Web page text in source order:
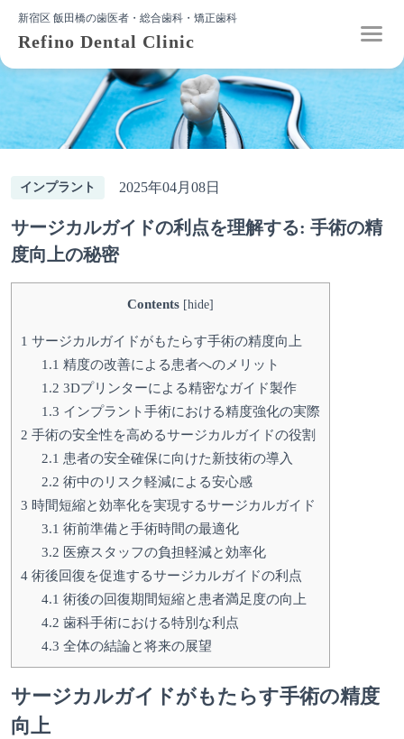
新宿区 飯田橋の歯医者・総合歯科・矯正歯科
Refino Dental Clinic
インプラント 2025年04月08日
サージカルガイドの利点を理解する: 手術の精
度向上の秘密
Contents [hide]
1 サージカルガイドがもたらす手術の精度向上
1.1 精度の改善による患者へのメリット
1.2 3Dプリンターによる精密なガイド製作
1.3 インプラント手術における精度強化の実際
2 手術の安全性を高めるサージカルガイドの役割
2.1 患者の安全確保に向けた新技術の導入
2.2 術中のリスク軽減による安心感
3 時間短縮と効率化を実現するサージカルガイド
3.1 術前準備と手術時間の最適化
3.2 医療スタッフの負担軽減と効率化
4 術後回復を促進するサージカルガイドの利点
4.1 術後の回復期間短縮と患者満足度の向上
4.2 歯科手術における特別な利点
4.3 全体の結論と将来の展望
サージカルガイドがもたらす手術の精度
向上